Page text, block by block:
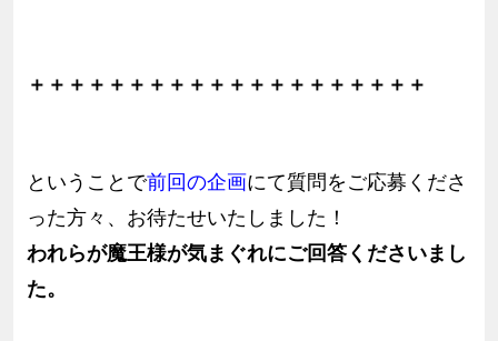
＋＋＋＋＋＋＋＋＋＋＋＋＋＋＋＋＋＋＋＋
ということで前回の企画にて質問をご応募くださ
った方々、お待たせいたしました！
われらが魔王様が気まぐれにご回答くださいまし
た。